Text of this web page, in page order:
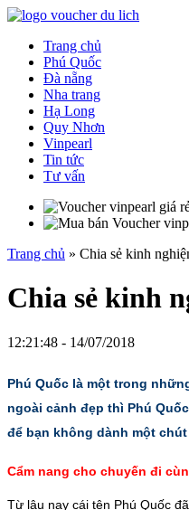
Trang chủ
Phú Quốc
Đà nẵng
Nha trang
Hạ Long
Quy Nhơn
Vinpearl
Tin tức
Tư vấn
Trang chủ » Chia sẻ kinh
Chia sẻ kinh
12:21:48 - 14/07/2018
Phú Quốc là một trong
ngoài cảnh đẹp thì Phú
để bạn không dành một
Cẩm nang cho chuyến đi
Từ lâu nay cái tên Phú Quốc